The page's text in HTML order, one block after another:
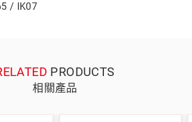
/ IK07
PRODUCTS
相關產品